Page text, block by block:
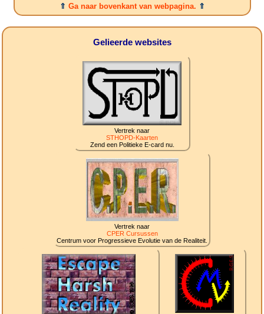
⇑ Ga naar bovenkant van webpagina. ⇑
Gelieerde websites
Vertrek naar
STHOPD-Kaarten
Zend een Politieke E-card nu.
Vertrek naar
CPER Cursussen
Centrum voor Progressieve Evolutie van de Realiteit.